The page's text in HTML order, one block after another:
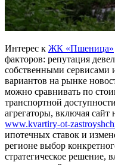
Интерес к ЖК «Пшеница»
факторов: репутация
собственными сервисами
вариантов на рынке
можно сравнивать по
транспортной
агрегаторы, включая сайт
www.kvartiry-ot-
ипотечных ставок и
регионе выбор
стратегическое решение,